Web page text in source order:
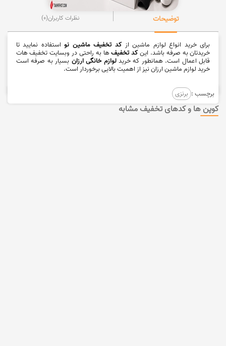
توضیحات نظرات کاربران(0)
برای خرید انواع لوازم ماشین از کد تخفیف ماشین نواستفاده نمایید تا
خریدتان به صرفه باشد. این کد تخفیفها به راحتی در وبسایت تخفیف هات
قابل اعمال است. همانطور که خریدلوازم خانگی ارزان بسیار به صرفه است
خرید لوازم ماشین ارزان نیز از اهمیت بالایی برخوردار است.
برچسب : برنزی
کوپن ها و کدهای تخفیف مشابه